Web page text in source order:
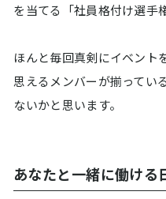
を当てる「社員格付け選
ほんと毎回真剣にイベント
思えるメンバーが揃ってい
ないかと思います。
あなたと一緒に働ける